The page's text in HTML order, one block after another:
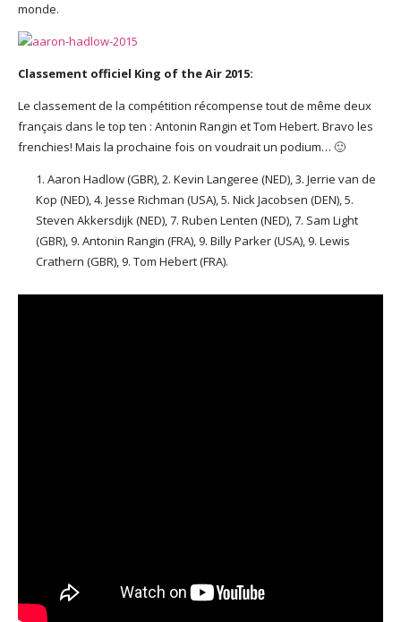
monde.
Classement officiel King of the Air 2015:
Le classement de la compétition récompense tout de même deux
français dans le top ten : Antonin Rangin et Tom Hebert. Bravo les
frenchies! Mais la prochaine fois on voudrait un podium… 🙂
Aaron Hadlow (GBR), 2. Kevin Langeree (NED), 3. Jerrie van de
Kop (NED), 4. Jesse Richman (USA), 5. Nick Jacobsen (DEN), 5.
Steven Akkersdijk (NED), 7. Ruben Lenten (NED), 7. Sam Light
(GBR), 9. Antonin Rangin (FRA), 9. Billy Parker (USA), 9. Lewis
Crathern (GBR), 9. Tom Hebert (FRA).